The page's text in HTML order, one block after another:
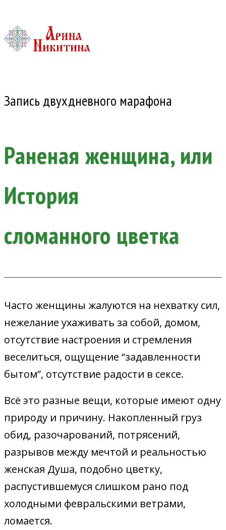
Запись двухдневного марафона
Раненая женщина, или
История
сломанного цветка
Часто женщины жалуются на нехватку сил,
нежелание ухаживать за собой, домом,
отсутствие настроения и стремления
веселиться, ощущение “задавленности
бытом”, отсутствие радости в сексе.
Всё это разные вещи, которые имеют одну
природу и причину. Накопленный груз
обид, разочарований, потрясений,
разрывов между мечтой и реальностью
женская Душа, подобно цветку,
распустившемуся слишком рано под
холодными февральскими ветрами,
ломается.